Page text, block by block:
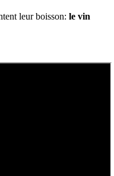
leur boisson: le vin